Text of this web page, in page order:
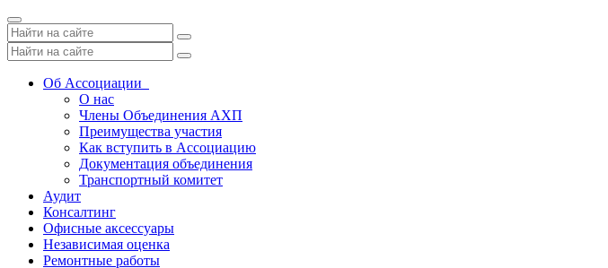
Toggle
navigation
Об Ассоциации
О нас
Члены Объединения АХП
Преимущества участия
Как вступить в Ассоциацию
Документация объединения
Транспортный комитет
Аудит
Консалтинг
Офисные аксессуары
Независимая оценка
Ремонтные работы